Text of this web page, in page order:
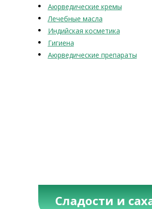
Аюрведические кремы
Лечебные масла
Индийская косметика
Гигиена
Аюрведические препараты
Сладости и